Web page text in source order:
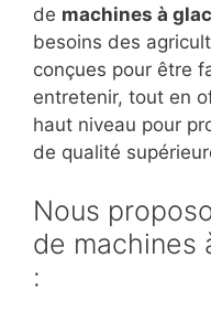
de machines à
besoins des
conçues pour être
entretenir, tout en
haut niveau pour
de qualité
Nous
de machines
: